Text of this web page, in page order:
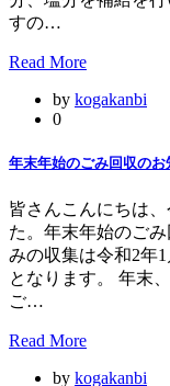
すの…
Read More
by kogakanbi
0
年末年始のごみ回収のお
皆さんこんにちは
た。年末年始のご
みの収集は令和2年
となります。 年末
ご…
Read More
by kogakanbi